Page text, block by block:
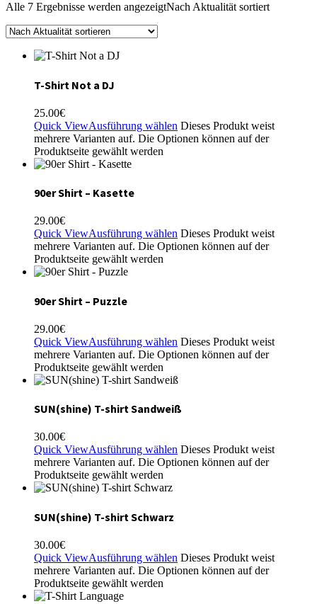
Alle 7 Ergebnisse werden angezeigtNach Aktualität sortiert
T-Shirt Not a DJ
25.00€
Quick ViewAusführung wählen Dieses Produkt weist
mehrere Varianten auf. Die Optionen können auf der
Produktseite gewählt werden
90er Shirt – Kasette
29.00€
Quick ViewAusführung wählen Dieses Produkt weist
mehrere Varianten auf. Die Optionen können auf der
Produktseite gewählt werden
90er Shirt – Puzzle
29.00€
Quick ViewAusführung wählen Dieses Produkt weist
mehrere Varianten auf. Die Optionen können auf der
Produktseite gewählt werden
SUN(shine) T-shirt Sandweiß
30.00€
Quick ViewAusführung wählen Dieses Produkt weist
mehrere Varianten auf. Die Optionen können auf der
Produktseite gewählt werden
SUN(shine) T-shirt Schwarz
30.00€
Quick ViewAusführung wählen Dieses Produkt weist
mehrere Varianten auf. Die Optionen können auf der
Produktseite gewählt werden